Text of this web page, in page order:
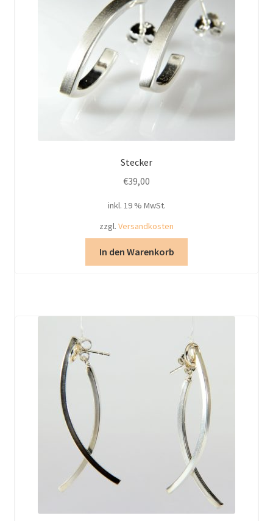
Stecker
€39,00
inkl. 19 % MwSt.
zzgl. Versandkosten
In den Warenkorb